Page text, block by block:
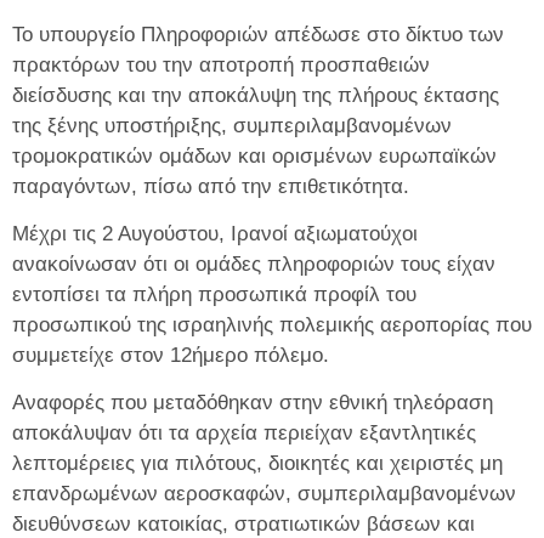
Το υπουργείο Πληροφοριών απέδωσε στο δίκτυο των
πρακτόρων του την αποτροπή προσπαθειών
διείσδυσης και την αποκάλυψη της πλήρους έκτασης
της ξένης υποστήριξης, συμπεριλαμβανομένων
τρομοκρατικών ομάδων και ορισμένων ευρωπαϊκών
παραγόντων, πίσω από την επιθετικότητα.
Μέχρι τις 2 Αυγούστου, Ιρανοί αξιωματούχοι
ανακοίνωσαν ότι οι ομάδες πληροφοριών τους είχαν
εντοπίσει τα πλήρη προσωπικά προφίλ του
προσωπικού της ισραηλινής πολεμικής αεροπορίας που
συμμετείχε στον 12ήμερο πόλεμο.
Αναφορές που μεταδόθηκαν στην εθνική τηλεόραση
αποκάλυψαν ότι τα αρχεία περιείχαν εξαντλητικές
λεπτομέρειες για πιλότους, διοικητές και χειριστές μη
επανδρωμένων αεροσκαφών, συμπεριλαμβανομένων
διευθύνσεων κατοικίας, στρατιωτικών βάσεων και